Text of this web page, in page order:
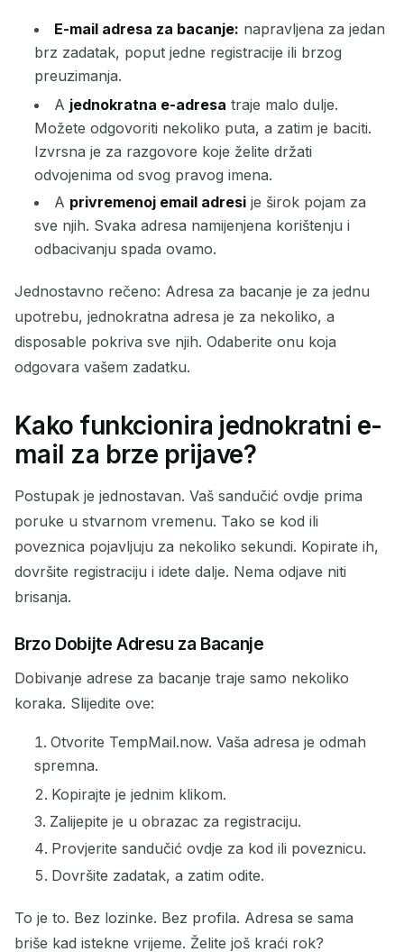
E-mail adresa za bacanje: napravljena za jedan
brz zadatak, poput jedne registracije ili brzog
preuzimanja.
A jednokratna e-adresa traje malo dulje.
Možete odgovoriti nekoliko puta, a zatim je baciti.
Izvrsna je za razgovore koje želite držati
odvojenima od svog pravog imena.
A privremenoj email adresi je širok pojam za
sve njih. Svaka adresa namijenjena korištenju i
odbacivanju spada ovamo.
Jednostavno rečeno: Adresa za bacanje je za jednu
upotrebu, jednokratna adresa je za nekoliko, a
disposable pokriva sve njih. Odaberite onu koja
odgovara vašem zadatku.
Kako funkcionira jednokratni e-
mail za brze prijave?
Postupak je jednostavan. Vaš sandučić ovdje prima
poruke u stvarnom vremenu. Tako se kod ili
poveznica pojavljuju za nekoliko sekundi. Kopirate ih,
dovršite registraciju i idete dalje. Nema odjave niti
brisanja.
Brzo Dobijte Adresu za Bacanje
Dobivanje adrese za bacanje traje samo nekoliko
koraka. Slijedite ove:
Otvorite TempMail.now. Vaša adresa je odmah
spremna.
Kopirajte je jednim klikom.
Zalijepite je u obrazac za registraciju.
Provjerite sandučić ovdje za kod ili poveznicu.
Dovršite zadatak, a zatim odite.
To je to. Bez lozinke. Bez profila. Adresa se sama
briše kad istekne vrijeme. Želite još kraći rok?